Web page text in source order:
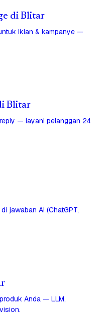
di Blitar
iklan & kampanye —
Blitar
— layani pelanggan 24
jawaban AI (ChatGPT,
Anda — LLM,